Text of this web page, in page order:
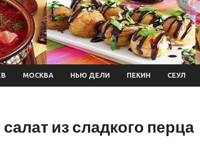
МОСКВА НЬЮ ДЕЛИ ПЕКИН СЕУЛ
из сладкого перца